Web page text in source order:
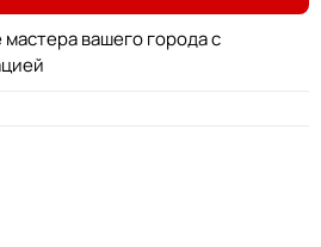
вашего города с